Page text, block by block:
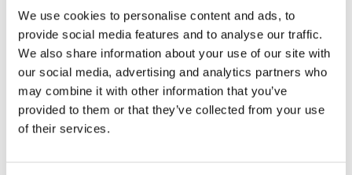
We use cookies to personalise content and ads, to
provide social media features and to analyse our traffic.
We also share information about your use of our site with
our social media, advertising and analytics partners who
may combine it with other information that you’ve
provided to them or that they’ve collected from your use
of their services.
alleen in Kring­win­kels kan bes­taan. Ver­wacht een
vro­lijke mix van crea­tieve work­shops, blik-ach­ter-de-
scher­men, te gekke the­ma­ver­ko­pen, lek­kers om van te
smul­len en muziek die recht je hoofd én hart in gaat.
Het the­ma van dit jaar? Kring Core. geen trends, geen